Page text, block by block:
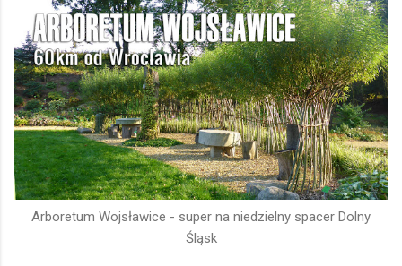
Arboretum Wojsławice - super na niedzielny spacer Dolny
Śląsk